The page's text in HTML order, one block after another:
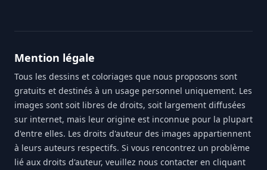
Mention légale
Tous les dessins et coloriages que nous proposons sont
gratuits et destinés à un usage personnel uniquement. Les
images sont soit libres de droits, soit largement diffusées
sur internet, mais leur origine est inconnue pour la plupart
d'entre elles. Les droits d'auteur des images appartiennent
à leurs auteurs respectifs. Si vous rencontrez un problème
lié aux droits d'auteur, veuillez nous contacter en cliquant